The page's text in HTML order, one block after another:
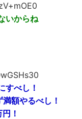
いからね
すべし！
額やるべし！
！